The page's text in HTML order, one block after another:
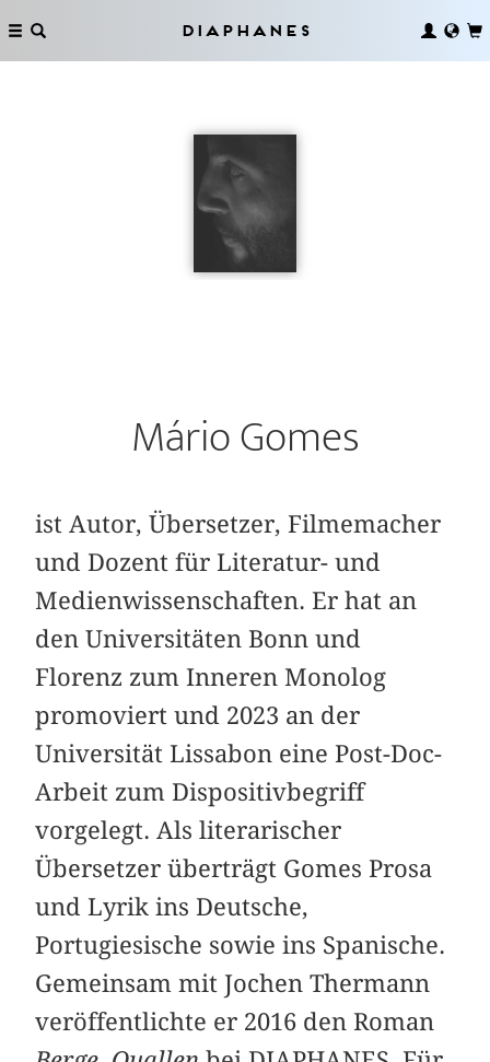
Diaphanes
Mário Gomes
ist Autor, Übersetzer, Filmemacher
und Dozent für Literatur- und
Medienwissenschaften. Er hat an
den Universitäten Bonn und
Florenz zum Inneren Monolog
promoviert und 2023 an der
Universität Lissabon eine Post-Doc-
Arbeit zum Dispositivbegriff
vorgelegt. Als literarischer
Übersetzer überträgt Gomes Prosa
und Lyrik ins Deutsche,
Portugiesische sowie ins Spanische.
Gemeinsam mit Jochen Thermann
veröffentlichte er 2016 den Roman